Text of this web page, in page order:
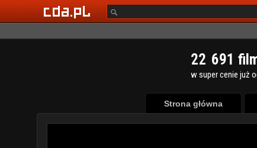
22 691
w super cenie już
Strona główna